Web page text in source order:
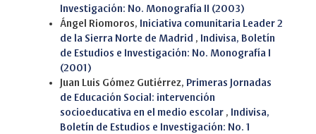
Investigación: No. Monografía II (2003)
Ángel Riomoros, Iniciativa comunitaria Leader 2
de la Sierra Norte de Madrid , Indivisa, Boletín
de Estudios e Investigación: No. Monografía I
(2001)
Juan Luis Gómez Gutiérrez, Primeras Jornadas
de Educación Social: intervención
socioeducativa en el medio escolar , Indivisa,
Boletín de Estudios e Investigación: No. 1